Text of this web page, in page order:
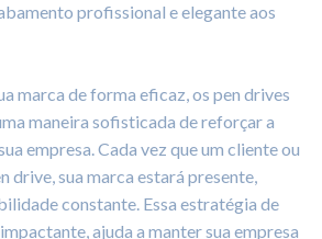
profissional e elegante aos
marca de forma eficaz, os pen drives
maneira sofisticada de reforçar a
empresa. Cada vez que um cliente ou
drive, sua marca estará presente,
constante. Essa estratégia de
ajuda a manter sua empresa